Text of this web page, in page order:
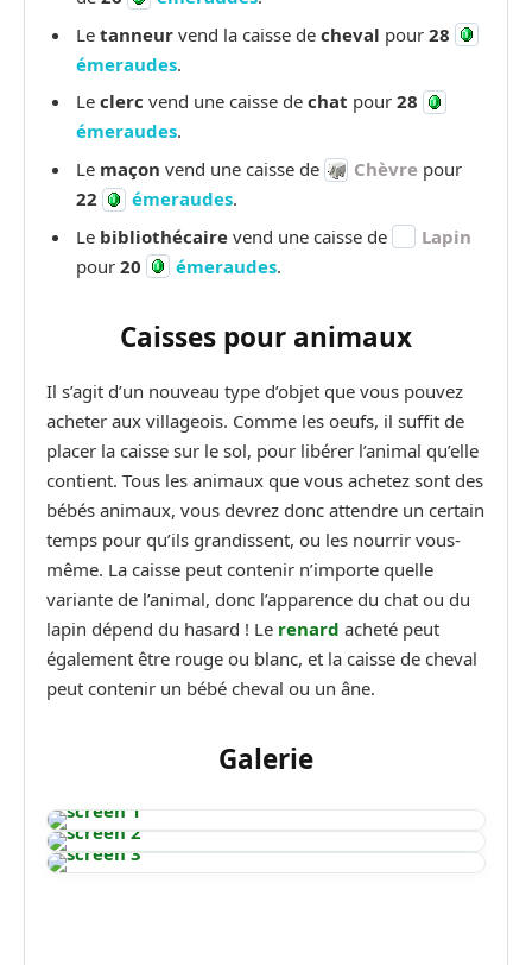
Le tanneur vend la caisse de cheval pour 28
émeraudes.
Le clerc vend une caisse de chat pour 28
émeraudes.
Le maçon vend une caisse de Chèvre pour
22
émeraudes.
Le bibliothécaire vend une caisse de
Lapin
pour 20 émeraudes.
Caisses pour animaux
Il s’agit d’un nouveau type d’objet que vous pouvez
acheter aux villageois. Comme les oeufs, il suffit de
placer la caisse sur le sol, pour libérer l’animal qu’elle
contient. Tous les animaux que vous achetez sont des
bébés animaux, vous devrez donc attendre un certain
temps pour qu’ils grandissent, ou les nourrir vous-
même. La caisse peut contenir n’importe quelle
variante de l’animal, donc l’apparence du chat ou du
lapin dépend du hasard ! Le renard acheté peut
également être rouge ou blanc, et la caisse de cheval
peut contenir un bébé cheval ou un âne.
Galerie